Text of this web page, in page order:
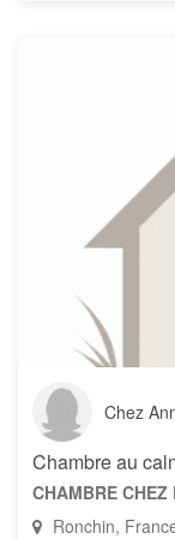
Chez
Chambre au
CHAMBRE
Ronchin,